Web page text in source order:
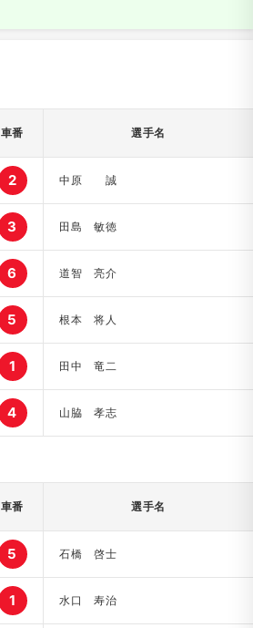
車番 選手名
2 中原 誠
3 田島 敏徳
6 道智 亮介
5 根本 将人
1 田中 竜二
4 山脇 孝志
車番 選手名
5 石橋 啓士
1 水口 寿治